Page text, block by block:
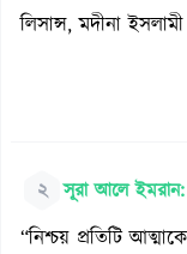
লিসান্স, মদীনা
২ সূরা আলে
“নিশ্চয় প্রতিটি